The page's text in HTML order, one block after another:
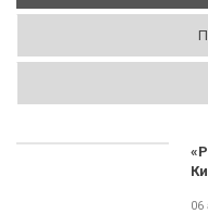
06